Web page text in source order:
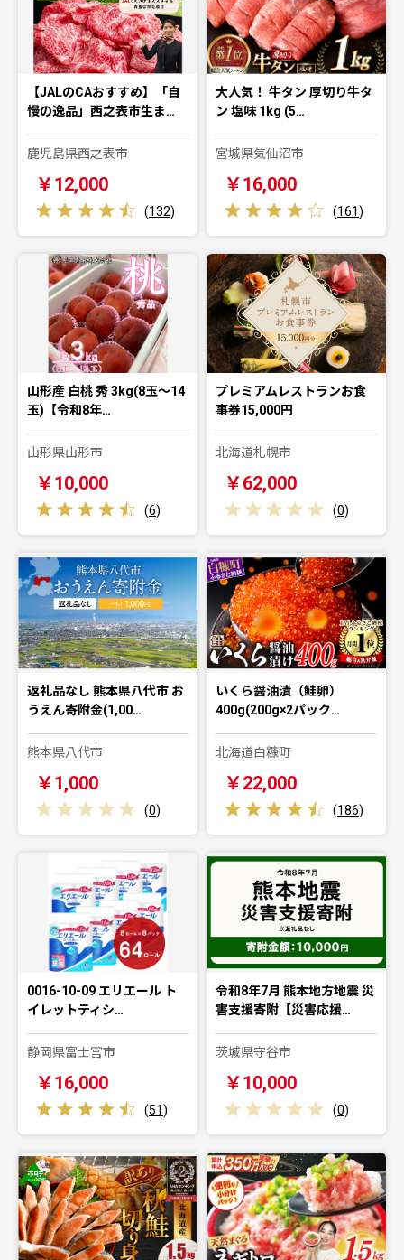
【JALのCAおすすめ】「自
慢の逸品」西之表市生ま…
鹿児島県西之表市
￥12,000
(132)
大人気！ 牛タン 厚切り牛タ
ン 塩味 1kg (5…
宮城県気仙沼市
￥16,000
(161)
山形産 白桃 秀 3kg(8玉～14
玉)【令和8年…
山形県山形市
￥10,000
(6)
プレミアムレストランお食
事券15,000円
北海道札幌市
￥62,000
(0)
返礼品なし 熊本県八代市 お
うえん寄附金(1,00…
熊本県八代市
￥1,000
(0)
いくら醤油漬（鮭卵）
400g(200g×2パック…
北海道白糠町
￥22,000
(186)
0016-10-09 エリエール ト
イレットティシ…
静岡県富士宮市
￥16,000
(51)
令和8年7月 熊本地方地震 災
害支援寄附【災害応援…
茨城県守谷市
￥10,000
(0)